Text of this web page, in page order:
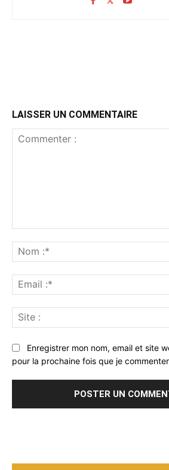
LAISSER UN COMMENTAIRE
Enregistrer mon nom, email et site
pour la prochaine fois que je